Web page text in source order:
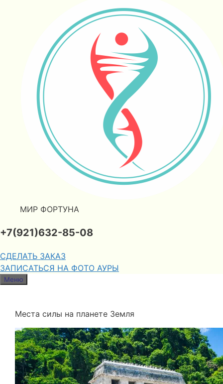
МИР ФОРТУНА
+7(921)632-85-08
СДЕЛАТЬ ЗАКАЗ
ЗАПИСАТЬСЯ НА ФОТО АУРЫ
Меню
Места силы на планете Земля